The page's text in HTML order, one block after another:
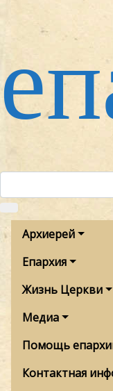
Архиерей
Епархия
Жизнь Церкви
Медиа
Помощь
Контактная